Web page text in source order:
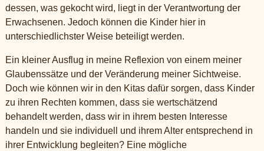
dessen, was gekocht wird, liegt in der Verantwortung der
Erwachsenen. Jedoch können die Kinder hier in
unterschiedlichster Weise beteiligt werden.
Ein kleiner Ausflug in meine Reflexion von einem meiner
Glaubenssätze und der Veränderung meiner Sichtweise.
Doch wie können wir in den Kitas dafür sorgen, dass Kinder
zu ihren Rechten kommen, dass sie wertschätzend
behandelt werden, dass wir in ihrem besten Interesse
handeln und sie individuell und ihrem Alter entsprechend in
ihrer Entwicklung begleiten? Eine mögliche